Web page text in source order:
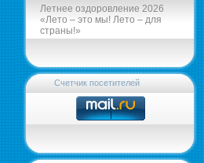
Летнее оздоровление 2026
«Лето – это мы! Лето – для
страны!»
Счетчик посетителей